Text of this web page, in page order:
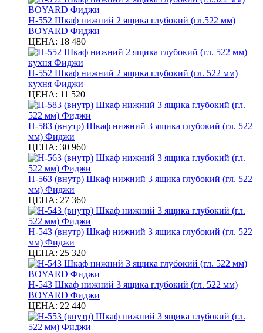
Н-552 Шкаф нижний 2 ящика глубокий (гл.522 мм)
BOYARD Фиджи
ЦЕНА: 18 480
Н-552 Шкаф нижний 2 ящика глубокий (гл. 522 мм)
кухня Фиджи
ЦЕНА: 11 520
Н-583 (внутр) Шкаф нижний 3 ящика глубокий (гл. 522
мм) Фиджи
ЦЕНА: 30 960
Н-563 (внутр) Шкаф нижний 3 ящика глубокий (гл. 522
мм) Фиджи
ЦЕНА: 27 360
Н-543 (внутр) Шкаф нижний 3 ящика глубокий (гл. 522
мм) Фиджи
ЦЕНА: 25 320
Н-543 Шкаф нижний 3 ящика глубокий (гл. 522 мм)
BOYARD Фиджи
ЦЕНА: 22 440